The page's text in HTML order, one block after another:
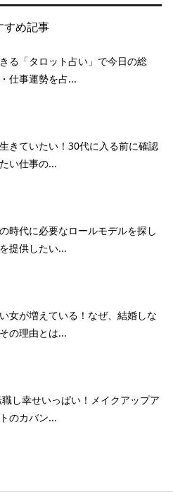
すめ記事
る「タロット占い」で今日の総
仕事運勢を占...
きていたい！30代に入る前に確認
い仕事の...
時代に必要なロールモデルを探し
提供したい...
女が増えている！なぜ、結婚しな
の理由とは...
し幸せいっぱい！メイクアップア
のカバン...